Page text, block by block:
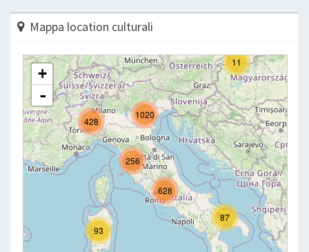
Mappa location culturali